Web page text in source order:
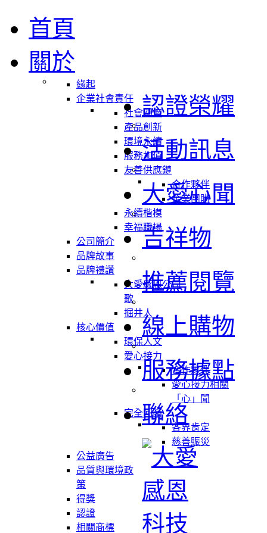
首頁
關於
緣起
企業社會責任
社會關懷
產品創新
環境永續
服務加值
友善供應鏈
合作夥伴
企業團購
永續楷模
幸福職場
公司簡介
品牌故事
品牌禮讚
大愛感恩公司
歌
掘井人
核心價值
環保人文
愛心接力
合作夥伴
愛心接力相關
「心」聞
完全回饋
各界肯定
慈善賑災
公益廣告
品質與環境政
策
認證榮耀
得獎
認證
相關商標
活動訊息
大愛心聞
吉祥物
推薦閱覽
線上購物
服務據點
聯絡